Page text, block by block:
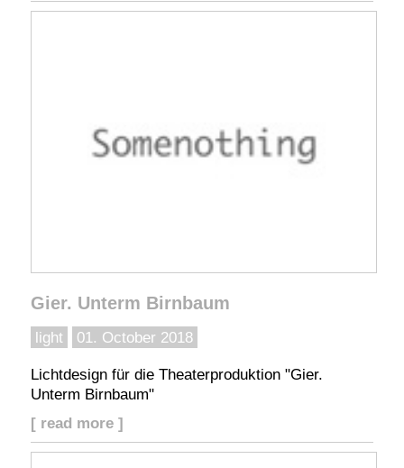
Gier. Unterm Birnbaum
light 01. October 2018
Lichtdesign für die Theaterproduktion "Gier.
Unterm Birnbaum"
[ read more ]